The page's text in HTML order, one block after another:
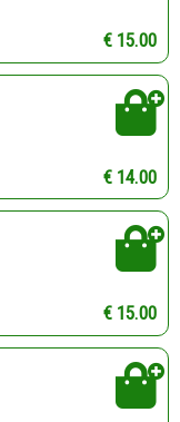
€ 15.00
€ 14.00
€ 15.00